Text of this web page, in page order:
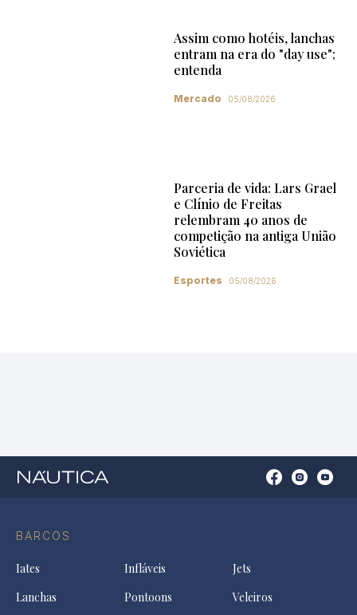
Assim como hotéis, lanchas
entram na era do "day use";
entenda
Mercado 05/08/2026
Parceria de vida: Lars Grael
e Clínio de Freitas
relembram 40 anos de
competição na antiga União
Soviética
Esportes 05/08/2026
BARCOS
Iates Infláveis
Jets
Lanchas
Pontoons Veleiros
OpenOpenOpen